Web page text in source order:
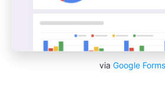
via Google Forms